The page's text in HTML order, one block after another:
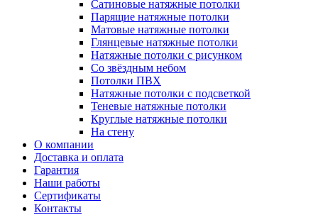
Сатиновые натяжные потолки
Парящие натяжные потолки
Матовые натяжные потолки
Глянцевые натяжные потолки
Натяжные потолки с рисунком
Со звёздным небом
Потолки ПВХ
Натяжные потолки с подсветкой
Теневые натяжные потолки
Круглые натяжные потолки
На стену
О компании
Доставка и оплата
Гарантия
Наши работы
Сертификаты
Контакты